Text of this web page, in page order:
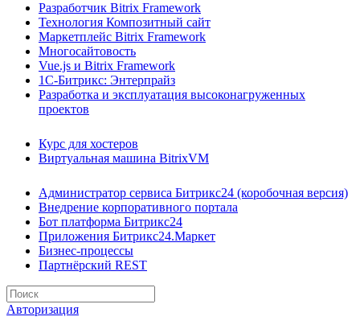
Разработчик Bitrix Framework
Технология Композитный сайт
Маркетплейс Bitrix Framework
Многосайтовость
Vue.js и Bitrix Framework
1С-Битрикс: Энтерпрайз
Разработка и эксплуатация высоконагруженных
проектов
Курс для хостеров
Виртуальная машина BitrixVM
Администратор сервиса Битрикс24 (коробочная версия)
Внедрение корпоративного портала
Бот платформа Битрикс24
Приложения Битрикс24.Маркет
Бизнес-процессы
Партнёрский REST
Авторизация